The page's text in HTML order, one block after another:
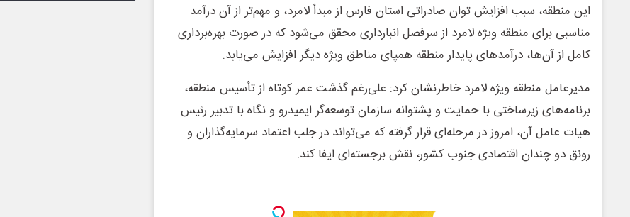
این منطقه، سبب افزایش توان صادراتی استان فارس از مبدأ لامرد، و مهم‌تر از آن درآمد
مناسبی برای منطقه ویژه لامرد از سرفصل انبارداری محقق می‌شود که در صورت بهره‌برداری
کامل از آن‌ها، درآمدهای پایدار منطقه همپای مناطق ویژه دیگر افزایش می‌یابد.
مدیرعامل منطقه ویژه لامرد خاطرنشان کرد: علی‌رغم گذشت عمر کوتاه از تأسیس منطقه،
برنامه‌های زیرساختی با حمایت و پشتوانه سازمان توسعه‌گر ایمیدرو و نگاه با تدبیر رئیس
هیات عامل آن، امروز در مرحله‌ای قرار گرفته که می‌تواند در جلب اعتماد سرمایه‌گذاران و
رونق دو چندان اقتصادی جنوب کشور، نقش برجسته‌ای ایفا کند.